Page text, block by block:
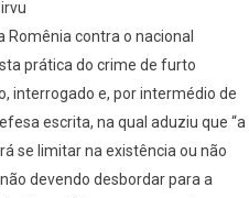
Romênia contra o nacional
prática do crime de furto
interrogado e, por intermédio de
escrita, na qual aduziu que “a
se limitar na existência ou não
devendo desbordar para a